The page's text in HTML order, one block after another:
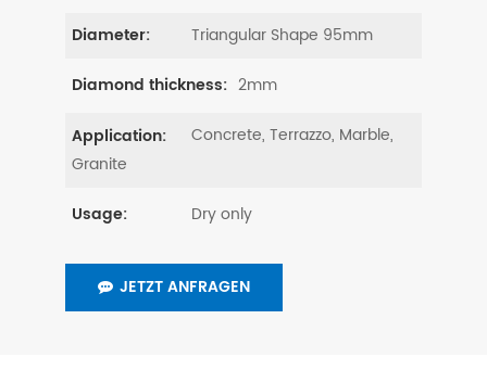
Diameter: Triangular Shape 95mm
Diamond thickness: 2mm
Application:
Concrete, Terrazzo, Marble,
Granite
Usage: Dry only
JETZT ANFRAGEN